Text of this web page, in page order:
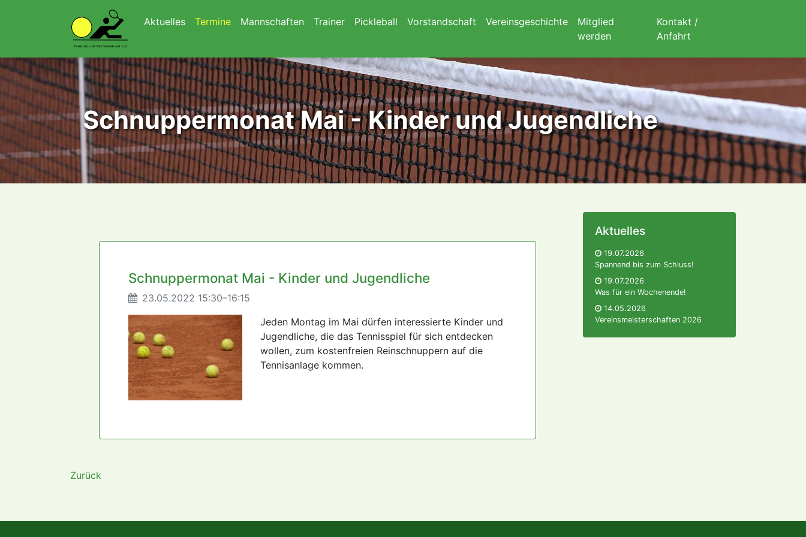
Navigation überspringen
Aktuelles Termine Mannschaften Trainer Pickleball Vorstandschaft Vereinsgeschichte
Mitglied
werden
Kontakt /
Anfahrt
Schnuppermonat Mai - Kinder und Jugendliche
Schnuppermonat Mai - Kinder und Jugendliche
23.05.2022 15:30–16:15
Jeden Montag im Mai dürfen interessierte Kinder und
Jugendliche, die das Tennisspiel für sich entdecken
wollen, zum kostenfreien Reinschnuppern auf die
Tennisanlage kommen.
Zurück
Aktuelles
19.07.2026
Spannend bis zum Schluss!
19.07.2026
Was für ein Wochenende!
14.05.2026
Vereinsmeisterschaften 2026